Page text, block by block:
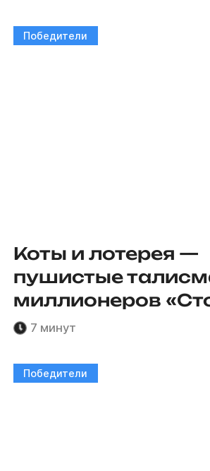
Победители
Коты и лотерея —
пушистые
миллионеров
7 минут
Победители